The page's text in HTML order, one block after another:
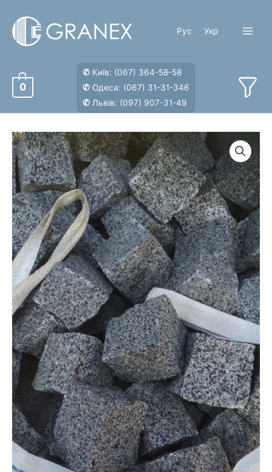
содержимому
Рус Укр
0
✆ Київ: (067) 364-58-58
✆ Одеса: (067) 31-31-346
✆ Львів: (097) 907-31-49